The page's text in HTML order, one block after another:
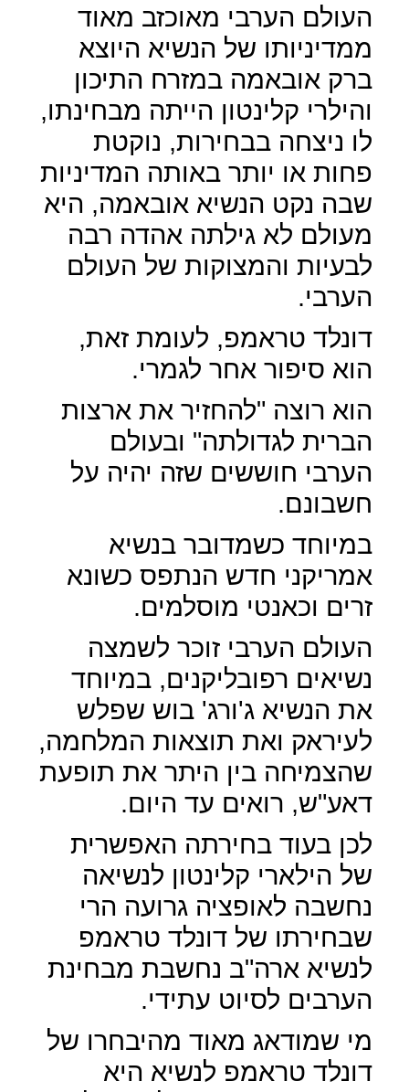
העולם הערבי מאוכזב מאוד
ממדיניותו של הנשיא היוצא
ברק אובאמה במזרח התיכון
והילרי קלינטון הייתה מבחינתו,
לו ניצחה בבחירות, נוקטת
פחות או יותר באותה המדיניות
שבה נקט הנשיא אובאמה, היא
מעולם לא גילתה אהדה רבה
לבעיות והמצוקות של העולם
הערבי.
דונלד טראמפ, לעומת זאת,
הוא סיפור אחר לגמרי.
הוא רוצה "להחזיר את ארצות
הברית לגדולתה" ובעולם
הערבי חוששים שזה יהיה על
חשבונם.
במיוחד כשמדובר בנשיא
אמריקני חדש הנתפס כשונא
זרים וכאנטי מוסלמים.
העולם הערבי זוכר לשמצה
נשיאים רפובליקנים, במיוחד
את הנשיא ג'ורג' בוש שפלש
לעיראק ואת תוצאות המלחמה,
שהצמיחה בין היתר את תופעת
דאע"ש, רואים עד היום.
לכן בעוד בחירתה האפשרית
של הילארי קלינטון לנשיאה
נחשבה לאופציה גרועה הרי
שבחירתו של דונלד טראמפ
לנשיא ארה"ב נחשבת מבחינת
הערבים לסיוט עתידי.
מי שמודאג מאוד מהיבחרו של
דונלד טראמפ לנשיא היא